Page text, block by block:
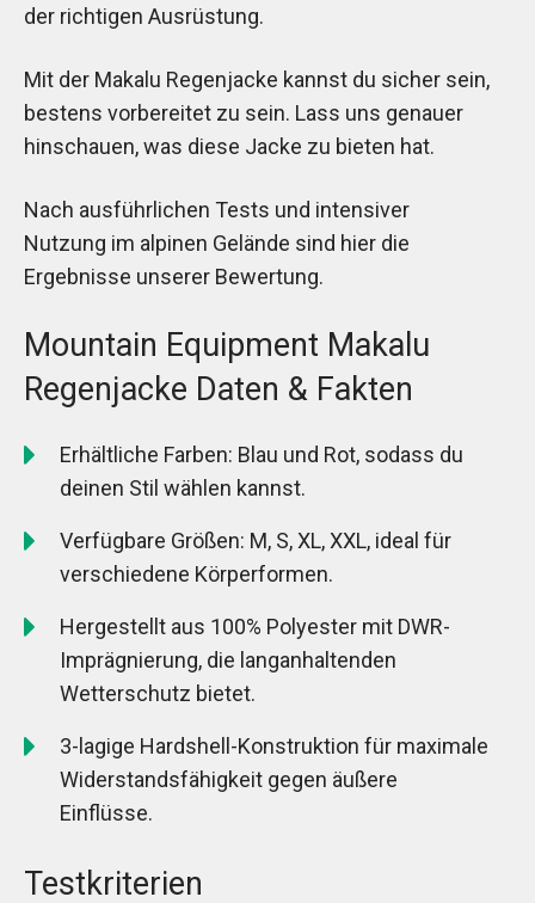
der richtigen Ausrüstung.
Mit der Makalu Regenjacke kannst du sicher sein,
bestens vorbereitet zu sein. Lass uns genauer
hinschauen, was diese Jacke zu bieten hat.
Nach ausführlichen Tests und intensiver
Nutzung im alpinen Gelände sind hier die
Ergebnisse unserer Bewertung.
Mountain Equipment Makalu
Regenjacke Daten & Fakten
Erhältliche Farben: Blau und Rot, sodass du
deinen Stil wählen kannst.
Verfügbare Größen: M, S, XL, XXL, ideal für
verschiedene Körperformen.
Hergestellt aus 100% Polyester mit DWR-
Imprägnierung, die langanhaltenden
Wetterschutz bietet.
3-lagige Hardshell-Konstruktion für maximale
Widerstandsfähigkeit gegen äußere
Einflüsse.
Testkriterien